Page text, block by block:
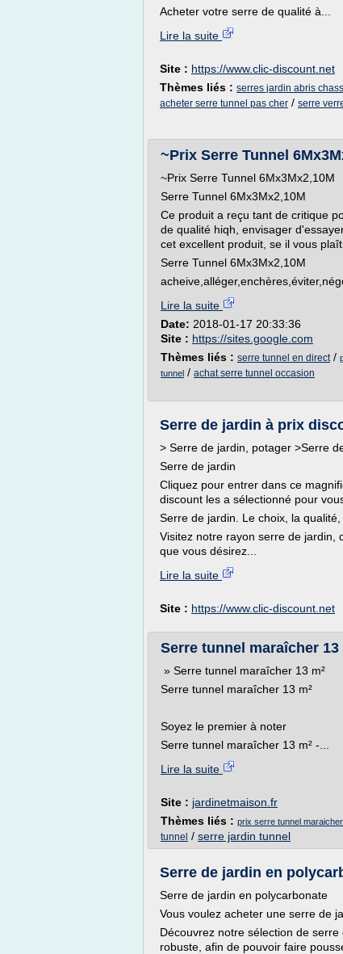
Acheter votre serre de qualité à...
Lire la suite
Site : https://www.clic-discount.net
Thèmes liés : serres jardin abris
acheter serre tunnel pas cher / serre
~Prix Serre Tunnel
~Prix Serre Tunnel 6Mx3Mx2,10M
Serre Tunnel 6Mx3Mx2,10M
Ce produit a reçu tant de critique
de qualité hiqh, envisager
cet excellent produit, se il vous
Serre Tunnel 6Mx3Mx2,10M
Lire la suite
Date: 2018-01-17 20:33:36
Site : https://sites.google.com
Thèmes liés : serre tunnel en direct/
tunnel / achat serre tunnel occasion
Serre de jardin à prix
> Serre de jardin, potager >Serre
Serre de jardin
Cliquez pour entrer dans ce
discount les a sélectionné pour
Serre de jardin. Le choix, la
Visitez notre rayon serre de jardin,
que vous désirez...
Lire la suite
Site : https://www.clic-discount.net
Serre tunnel maraîcher
» Serre tunnel maraîcher 13 m²
Serre tunnel maraîcher 13 m²
Soyez le premier à noter
Serre tunnel maraîcher 13 m² -...
Lire la suite
Site : jardinetmaison.fr
Thèmes liés : prix serre tunnel maraicher
tunnel / serre jardin tunnel
Serre de jardin en
Serre de jardin en polycarbonate
Vous voulez acheter une serre de
Découvrez notre sélection de
robuste, afin de pouvoir faire